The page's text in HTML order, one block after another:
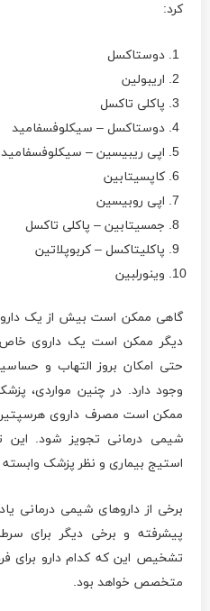
کرد:
دوستاکسل
اریبولین
پاکلی تاکسل
دوستاکسل – سیکلوفسفامید
اپی ریبیسین – سیکلوفسفامید
کاپسیتابین
اپی روبیسین
جمسیتابین – پاکلی تاکسل
پاکلیتاکسل – کربوپلاتین
وینورلبین
گاهی ممکن است بیش از یک دارو
دیگر ممکن است یک داروی خاص
حتی امکان بروز التهاب و
وجود دارد. در چنین مواردی،
ممکن است مصرف داروی هرسپتین
شیمی درمانی تجویز شود. این
استیج بیماری و نظر پزشک
برخی از داروهای شیمی درمانی
پیشرفته و برخی دیگر برای
تشخیص این که کدام دارو برای
متخصص خواهد بود.